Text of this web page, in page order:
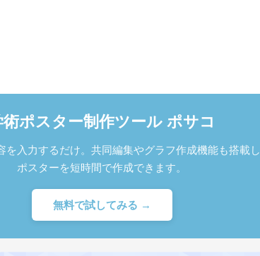
術ポスター制作ツール ポサコ
を入力するだけ。共同編集やグラフ作成機能も搭載
ポスターを短時間で作成できます。
無料で試してみる →